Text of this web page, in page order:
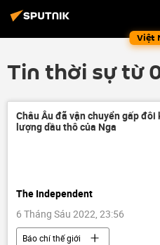
Việt
Tin thời sự từ
Châu Âu đã vận chuyển gấp đôi
lượng dầu thô của Nga
The Independent
6 Tháng Sáu 2022, 23:56
Báo chí thế giới